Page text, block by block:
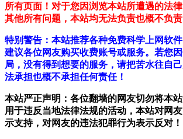
所有页面！对于您因浏览本站所遭遇的法
其他所有问题，本站均无法负责也概不负责
特别警告：本站推荐各种免费科学上网软
建议各位网友购买收费账号或服务。若您
局，没有得到想要的服务，请把苦水往自
法承担也概不承担任何责任！
本站严正声明：各位翻墙的网友切勿将本
用于违反当地法律法规的活动，本站对网
示支持，对网友的违法犯罪行为表示反对！